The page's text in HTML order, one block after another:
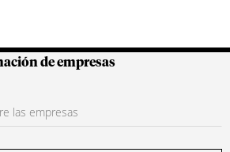
Colombianas
de empresas